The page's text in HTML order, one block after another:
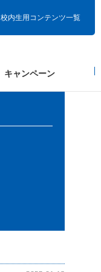
校内生用コンテンツ一覧
キャンペーン